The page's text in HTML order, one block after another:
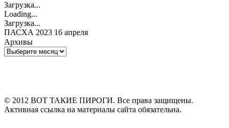
Загрузка...
Loading...
Загрузка...
ПАСХА 2023 16 апреля
Архивы
Архивы
© 2012 ВОТ ТАКИЕ ПИРОГИ. Все права защищены.
Активная ссылка на материалы сайта обязательна.